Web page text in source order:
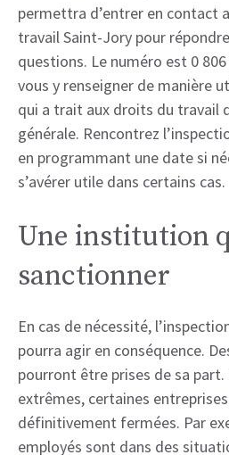
permettra d’entrer en contact
travail Saint-Jory pour
questions. Le numéro est 0
vous y renseigner de manière
qui a trait aux droits du travail
générale. Rencontrez
en programmant une date si
s’avérer utile dans certains cas.
Une institution
sanctionner
En cas de nécessité,
pourra agir en conséquence.
pourront être prises de sa part.
extrêmes, certaines
définitivement fermées. Par
employés sont dans des